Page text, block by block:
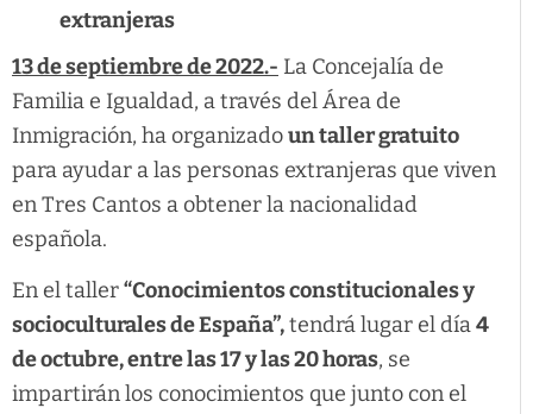
extranjeras
13 de septiembre de 2022.- La Concejalía de
Familia e Igualdad, a través del Área de
Inmigración, ha organizadoun taller gratuito
para ayudar a las personas extranjeras que viven
en Tres Cantos a obtener la nacionalidad
española.
En el taller“Conocimientos constitucionales y
socioculturales de España”,tendrá lugar el día4
de octubre, entre las 17 y las 20 horas, se
impartirán los conocimientos que junto con el